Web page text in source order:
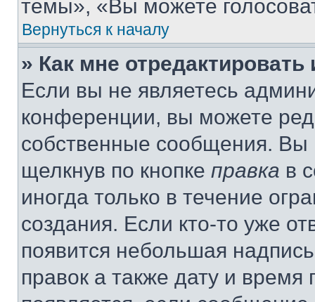
темы», «Вы можете
Вернуться к началу
» Как мне
Если вы не являетесь
конференции, вы можете
собственные сообщения. Вы
щелкнув по кнопке правка в
иногда только в течение
создания. Если кто-то уже
появится небольшая
правок а также дату и